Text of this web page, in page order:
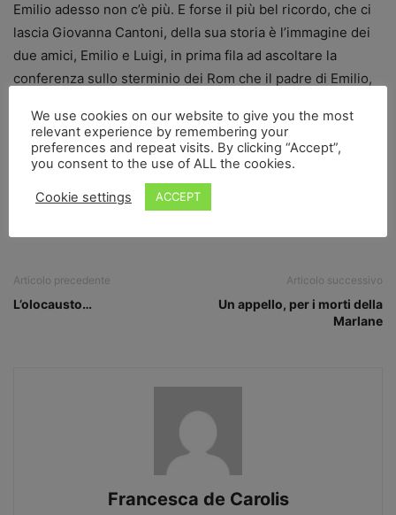
Emilio adesso non c’è più. E forse il più bel ricordo, che ci
lascia Giovanna Cantoni, della sua storia è l’immagine dei
due amici, Emilio e Luigi, in prima fila ad ascoltare la
conferenza sullo sterminio dei Rom che il padre di Emilio,
organizzato nel suo paese.
Articolo precedente
L’olocausto…
Articolo successivo
Un appello, per i morti della
Marlane
Francesca de Carolis
We use cookies on our website to give you the most
relevant experience by remembering your
preferences and repeat visits. By clicking “Accept”,
you consent to the use of ALL the cookies.
Cookie settings ACCEPT